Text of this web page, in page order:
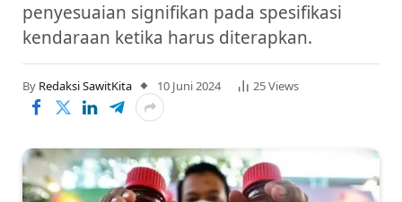
penyesuaian signifikan pada spesifikasi
kendaraan ketika harus diterapkan.
By Redaksi SawitKita 10 Juni 2024 25Views